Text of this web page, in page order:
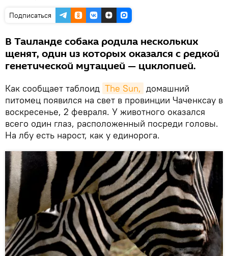
Подписаться
В Таиланде собака родила нескольких
щенят, один из которых оказался с редкой
генетической мутацией — циклопией.
Как сообщает таблоид The Sun, домашний
питомец появился на свет в провинции Чаченксау в
воскресенье, 2 февраля. У животного оказался
всего один глаз, расположенный посреди головы.
На лбу есть нарост, как у единорога.